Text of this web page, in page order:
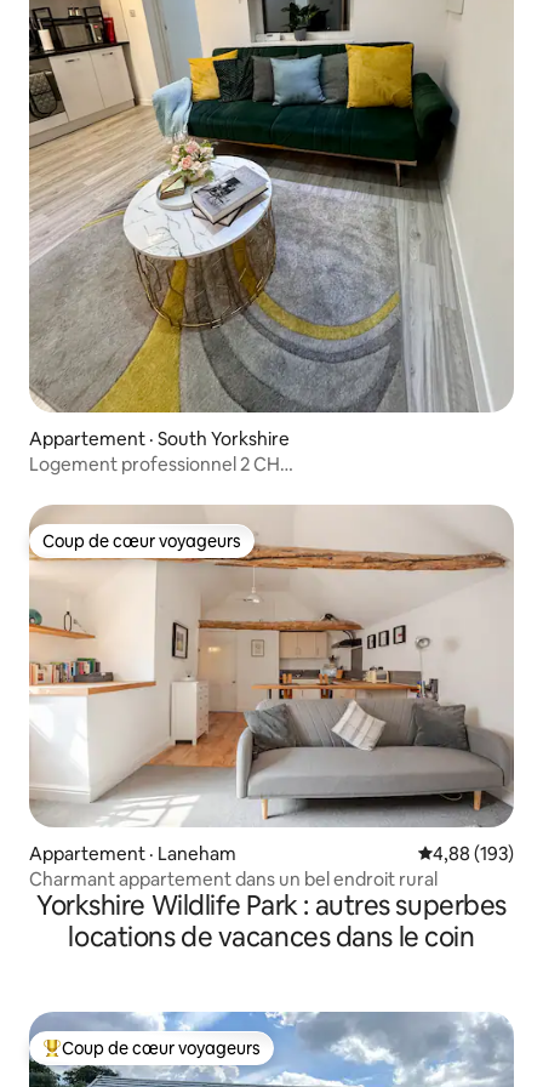
Appartement · South Yorkshire
Logement professionnel 2 CH
Coup de cœur voyageurs
Coup de cœur voyageurs
Appartement · Laneham Note
4,88 (193)
Charmant appartement dans un bel endroit rural
Yorkshire Wildlife Park : autres superbes
locations de vacances dans le coin
Coup de cœur voyageurs parmi les plus aimés
Coup de cœur voyageurs